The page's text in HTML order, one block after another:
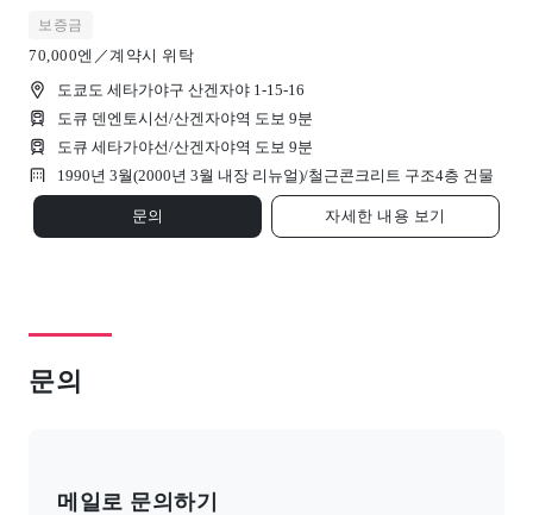
보증금
70,000엔／계약시 위탁
도쿄도 세타가야구 산겐자야 1-15-16
도큐 덴엔토시선/산겐자야역 도보 9분
도큐 세타가야선/산겐자야역 도보 9분
1990년 3월(2000년 3월 내장 리뉴얼)/철근콘크리트 구조4층 건물
문의 자세한 내용 보기
문의
메일로 문의하기